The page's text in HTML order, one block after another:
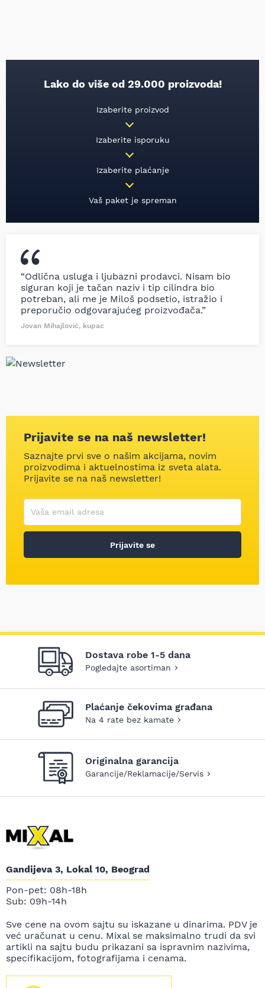
Lako do više od 29.000 proizvoda!
Izaberite proizvod
Izaberite isporuku
Izaberite plaćanje
Vaš paket je spreman
“Odlična usluga i ljubazni prodavci. Nisam bio
siguran koji je tačan naziv i tip cilindra bio
potreban, ali me je Miloš podsetio, istražio i
preporučio odgovarajućeg proizvođača.”
Jovan Mihajlović, kupac
Prijavite se na naš newsletter!
Saznajte prvi sve o našim akcijama, novim
proizvodima i aktuelnostima iz sveta alata.
Prijavite se na naš newsletter!
Korisničko ime
Vaša email adresa
Prijavite se
Dostava robe 1-5 dana
Pogledajte asortiman
Plaćanje čekovima građana
Na 4 rate bez kamate
Originalna garancija
Garancije/Reklamacije/Servis
Gandijeva 3, Lokal 10, Beograd
Pon-pet: 08h-18h
Sub: 09h-14h
Sve cene na ovom sajtu su iskazane u dinarima. PDV je
već uračunat u cenu. Mixal se maksimalno trudi da svi
artikli na sajtu budu prikazani sa ispravnim nazivima,
specifikacijom, fotografijama i cenama.